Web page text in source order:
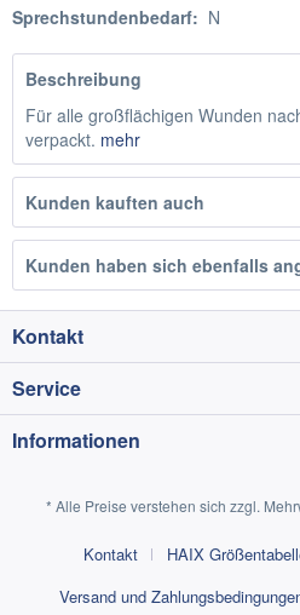
Sprechstundenbedarf: N
Beschreibung
Für alle großflächigen Wunden
verpackt. mehr
Kunden kauften auch
Kunden haben sich ebenfalls
Kontakt
Service
Informationen
* Alle Preise verstehen sich zzgl.
Kontakt HAIX
Versand und